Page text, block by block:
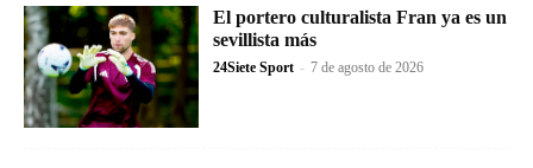
El portero culturalista Fran ya es un
sevillista más
24Siete Sport - 7 de agosto de 2026